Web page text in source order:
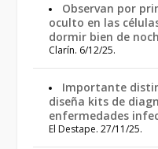
Observan por
oculto en las
dormir bien de
Clarín. 6/12/25.
Importante
diseña kits de
enfermedades
El Destape. 27/11/25.